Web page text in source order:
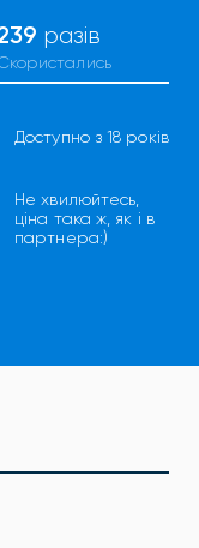
разів
Доступно з 18 років
Не хвилюйтесь,
ціна така ж, як і в
партнера:)